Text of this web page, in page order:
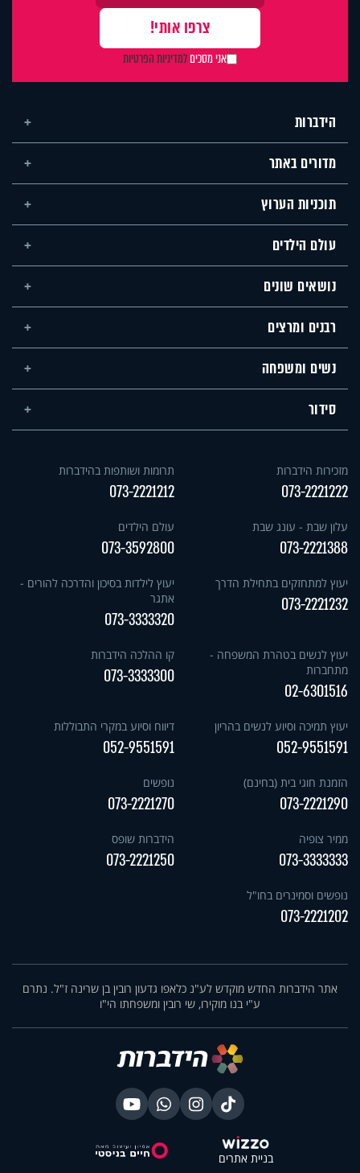
אני מסכיםלמדיניות הפרטיות
הידברות
מדורים באתר
תוכניות הערוץ
עולם הילדים
נושאים שונים
רבנים ומרצים
נשים ומשפחה
סידור
מזכירות הידברות
073-2221222
תרומות ושותפות בהידברות
073-2221212
עלון שבת - עונג שבת
073-2221388
עולם הילדים
073-3592800
יעוץ למתחזקים בתחילת הדרך
073-2221232
יעוץ לילדות בסיכון והדרכה להורים -
אתגר
073-3333320
יעוץ לנשים בטהרת המשפחה -
מתחברות
02-6301516
קו ההלכה הידברות
073-3333300
יעוץ תמיכה וסיוע לנשים בהריון
052-9551591
דיווח וסיוע במקרי התבוללות
052-9551591
הזמנת חוגי בית (בחינם)
073-2221290
נופשים
073-2221270
ממיר צופיה
073-3333333
הידברות שופס
073-2221250
נופשים וסמינרים בחו"ל
073-2221202
אתר הידברות החדש מוקדש לע"נ כלאפו גדעון רובין בן שרינה ז"ל. נתרם
ע"י בנו מוקירו, שי רובין ומשפחתו הי"ו
בניית אתרים